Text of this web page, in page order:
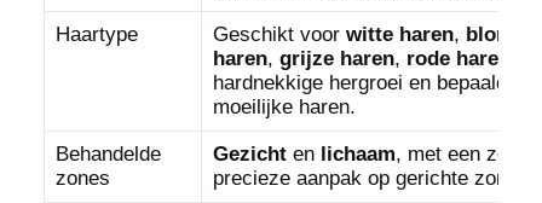
Haartype Geschikt voor witte haren, blonde
haren, grijze haren, rode haren
hardnekkige hergroei en bepaalde
moeilijke haren.
Behandelde
zones
Gezicht en lichaam, met een zeer
precieze aanpak op gerichte zones.